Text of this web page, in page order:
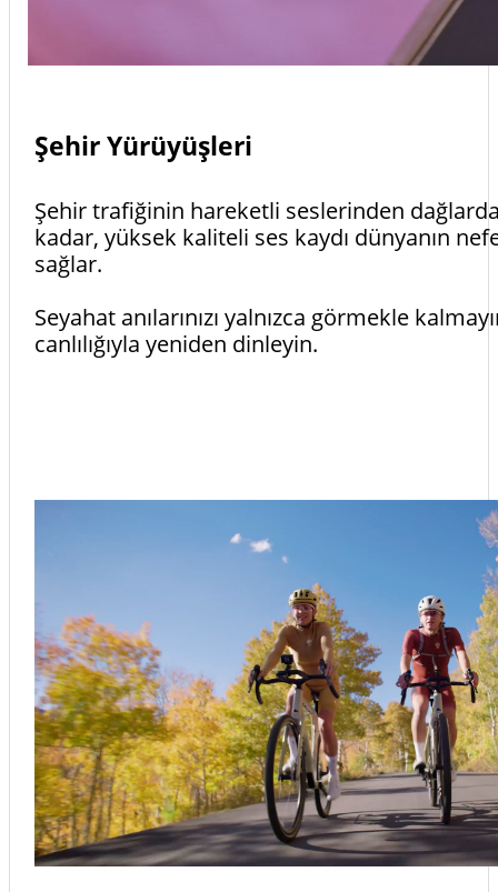
Şehir Yürüyüşleri
Şehir trafiğinin hareketli seslerinden
kadar, yüksek kaliteli ses kaydı dünyanın
sağlar.
Seyahat anılarınızı yalnızca görmekle
canlılığıyla yeniden dinleyin.